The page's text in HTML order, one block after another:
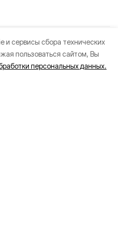
и сервисы сбора технических
пользоваться сайтом, Вы
персональных данных.